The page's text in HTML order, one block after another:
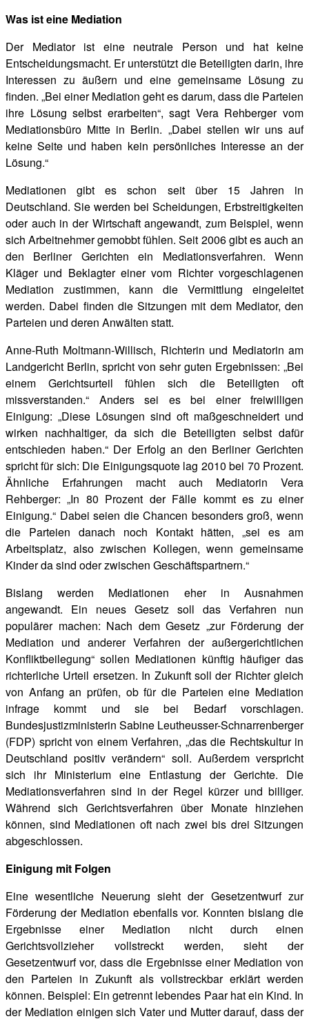
Was ist eine Mediation
Der Mediator ist eine neutrale Person und hat keine
Entscheidungsmacht. Er unterstützt die Beteiligten darin, ihre
Interessen zu äußern und eine gemeinsame Lösung zu
finden. „Bei einer Mediation geht es darum, dass die Parteien
ihre Lösung selbst erarbeiten“, sagt Vera Rehberger vom
Mediationsbüro Mitte in Berlin. „Dabei stellen wir uns auf
keine Seite und haben kein persönliches Interesse an der
Lösung.“
Mediationen gibt es schon seit über 15 Jahren in
Deutschland. Sie werden bei Scheidungen, Erbstreitigkeiten
oder auch in der Wirtschaft angewandt, zum Beispiel, wenn
sich Arbeitnehmer gemobbt fühlen. Seit 2006 gibt es auch an
den Berliner Gerichten ein Mediationsverfahren. Wenn
Kläger und Beklagter einer vom Richter vorgeschlagenen
Mediation zustimmen, kann die Vermittlung eingeleitet
werden. Dabei finden die Sitzungen mit dem Mediator, den
Parteien und deren Anwälten statt.
Anne-Ruth Moltmann-Willisch, Richterin und Mediatorin am
Landgericht Berlin, spricht von sehr guten Ergebnissen: „Bei
einem Gerichtsurteil fühlen sich die Beteiligten oft
missverstanden.“ Anders sei es bei einer freiwilligen
Einigung: „Diese Lösungen sind oft maßgeschneidert und
wirken nachhaltiger, da sich die Beteiligten selbst dafür
entschieden haben.“ Der Erfolg an den Berliner Gerichten
spricht für sich: Die Einigungsquote lag 2010 bei 70 Prozent.
Ähnliche Erfahrungen macht auch Mediatorin Vera
Rehberger: „In 80 Prozent der Fälle kommt es zu einer
Einigung.“ Dabei seien die Chancen besonders groß, wenn
die Parteien danach noch Kontakt hätten, „sei es am
Arbeitsplatz, also zwischen Kollegen, wenn gemeinsame
Kinder da sind oder zwischen Geschäftspartnern.“
Bislang werden Mediationen eher in Ausnahmen
angewandt. Ein neues Gesetz soll das Verfahren nun
populärer machen: Nach dem Gesetz „zur Förderung der
Mediation und anderer Verfahren der außergerichtlichen
Konfliktbeilegung“ sollen Mediationen künftig häufiger das
richterliche Urteil ersetzen. In Zukunft soll der Richter gleich
von Anfang an prüfen, ob für die Parteien eine Mediation
infrage kommt und sie bei Bedarf vorschlagen.
Bundesjustizministerin Sabine Leutheusser-Schnarrenberger
(FDP) spricht von einem Verfahren, „das die Rechtskultur in
Deutschland positiv verändern“ soll. Außerdem verspricht
sich ihr Ministerium eine Entlastung der Gerichte. Die
Mediationsverfahren sind in der Regel kürzer und billiger.
Während sich Gerichtsverfahren über Monate hinziehen
können, sind Mediationen oft nach zwei bis drei Sitzungen
abgeschlossen.
Einigung mit Folgen
Eine wesentliche Neuerung sieht der Gesetzentwurf zur
Förderung der Mediation ebenfalls vor. Konnten bislang die
Ergebnisse einer Mediation nicht durch einen
Gerichtsvollzieher vollstreckt werden, sieht der
Gesetzentwurf vor, dass die Ergebnisse einer Mediation von
den Parteien in Zukunft als vollstreckbar erklärt werden
können. Beispiel: Ein getrennt lebendes Paar hat ein Kind. In
der Mediation einigen sich Vater und Mutter darauf, dass der